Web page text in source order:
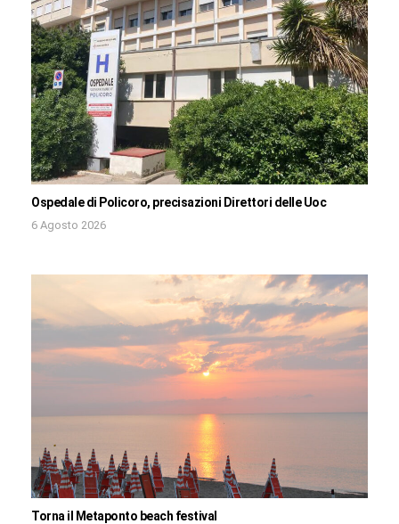
Ospedale di Policoro, precisazioni Direttori delle Uoc
6 Agosto 2026
Torna il Metaponto beach festival